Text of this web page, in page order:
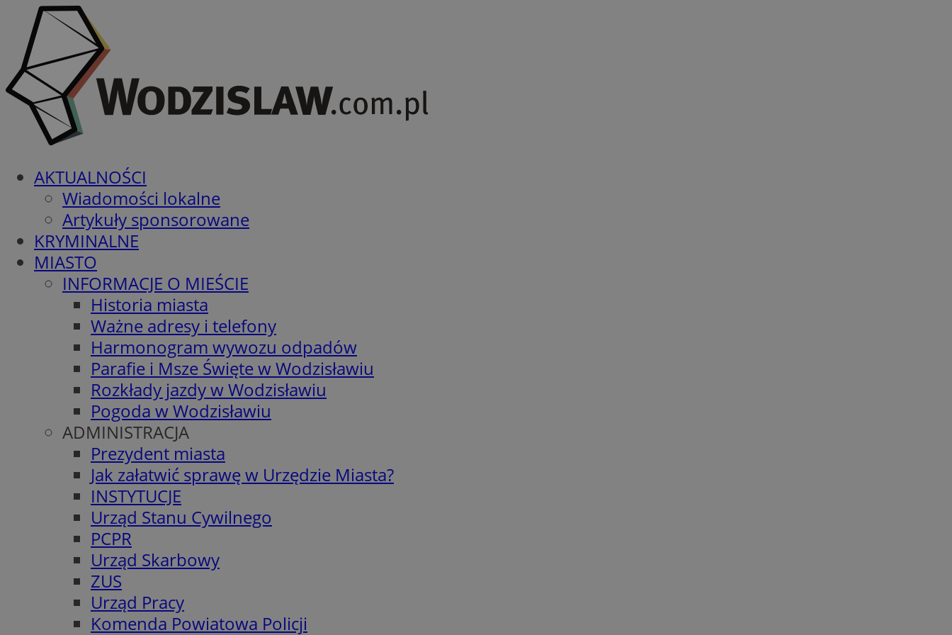
AKTUALNOŚCI
Wiadomości lokalne
Artykuły sponsorowane
KRYMINALNE
MIASTO
INFORMACJE O MIEŚCIE
Historia miasta
Ważne adresy i telefony
Harmonogram wywozu odpadów
Parafie i Msze Święte w Wodzisławiu
Rozkłady jazdy w Wodzisławiu
Pogoda w Wodzisławiu
ADMINISTRACJA
Prezydent miasta
Jak załatwić sprawę w Urzędzie Miasta?
INSTYTUCJE
Urząd Stanu Cywilnego
PCPR
Urząd Skarbowy
ZUS
Urząd Pracy
Komenda Powiatowa Policji